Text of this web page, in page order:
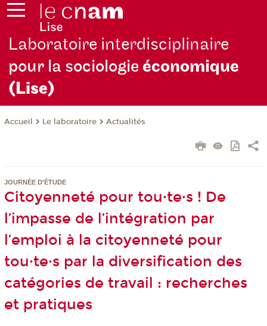
Laboratoire interdisciplinaire
pour la sociologieéconomique
(Lise)
Accueil Le laboratoire Actualités
JOURNÉE D'ÉTUDE
Citoyenneté pour tou·te·s ! De
l’impasse de l’intégration par
l’emploi à la citoyenneté pour
tou·te·s par la diversification des
catégories de travail : recherches
et pratiques